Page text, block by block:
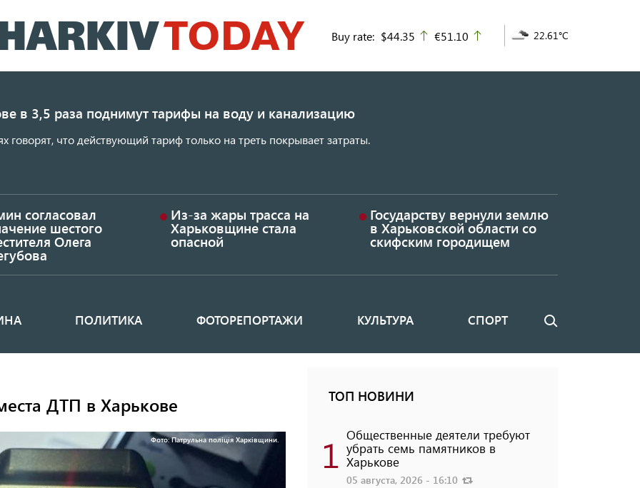
к
основному
Buy rate: $44.35 up
€51.10 22.61°C
в 3,5 раза поднимут тарифы на воду и канализацию
говорят, что действующий тариф только на треть покрывает затраты.
согласовал
шестого
Олега
Из-за жары трасса на
Харьковщине стала
опасной
Государству вернули землю
в Харьковской области со
скифским городищем
ПОЛИТИКА ФОТОРЕПОРТАЖИ КУЛЬТУРА СПОРТ Поиск
ДТП в Харькове
Фото: Патрульна поліція Харківщини.
ТОП НОВИНИ
1 Общественные деятели требуют
убрать семь памятников в
Харькове
05 августа, 2026 - 16:10